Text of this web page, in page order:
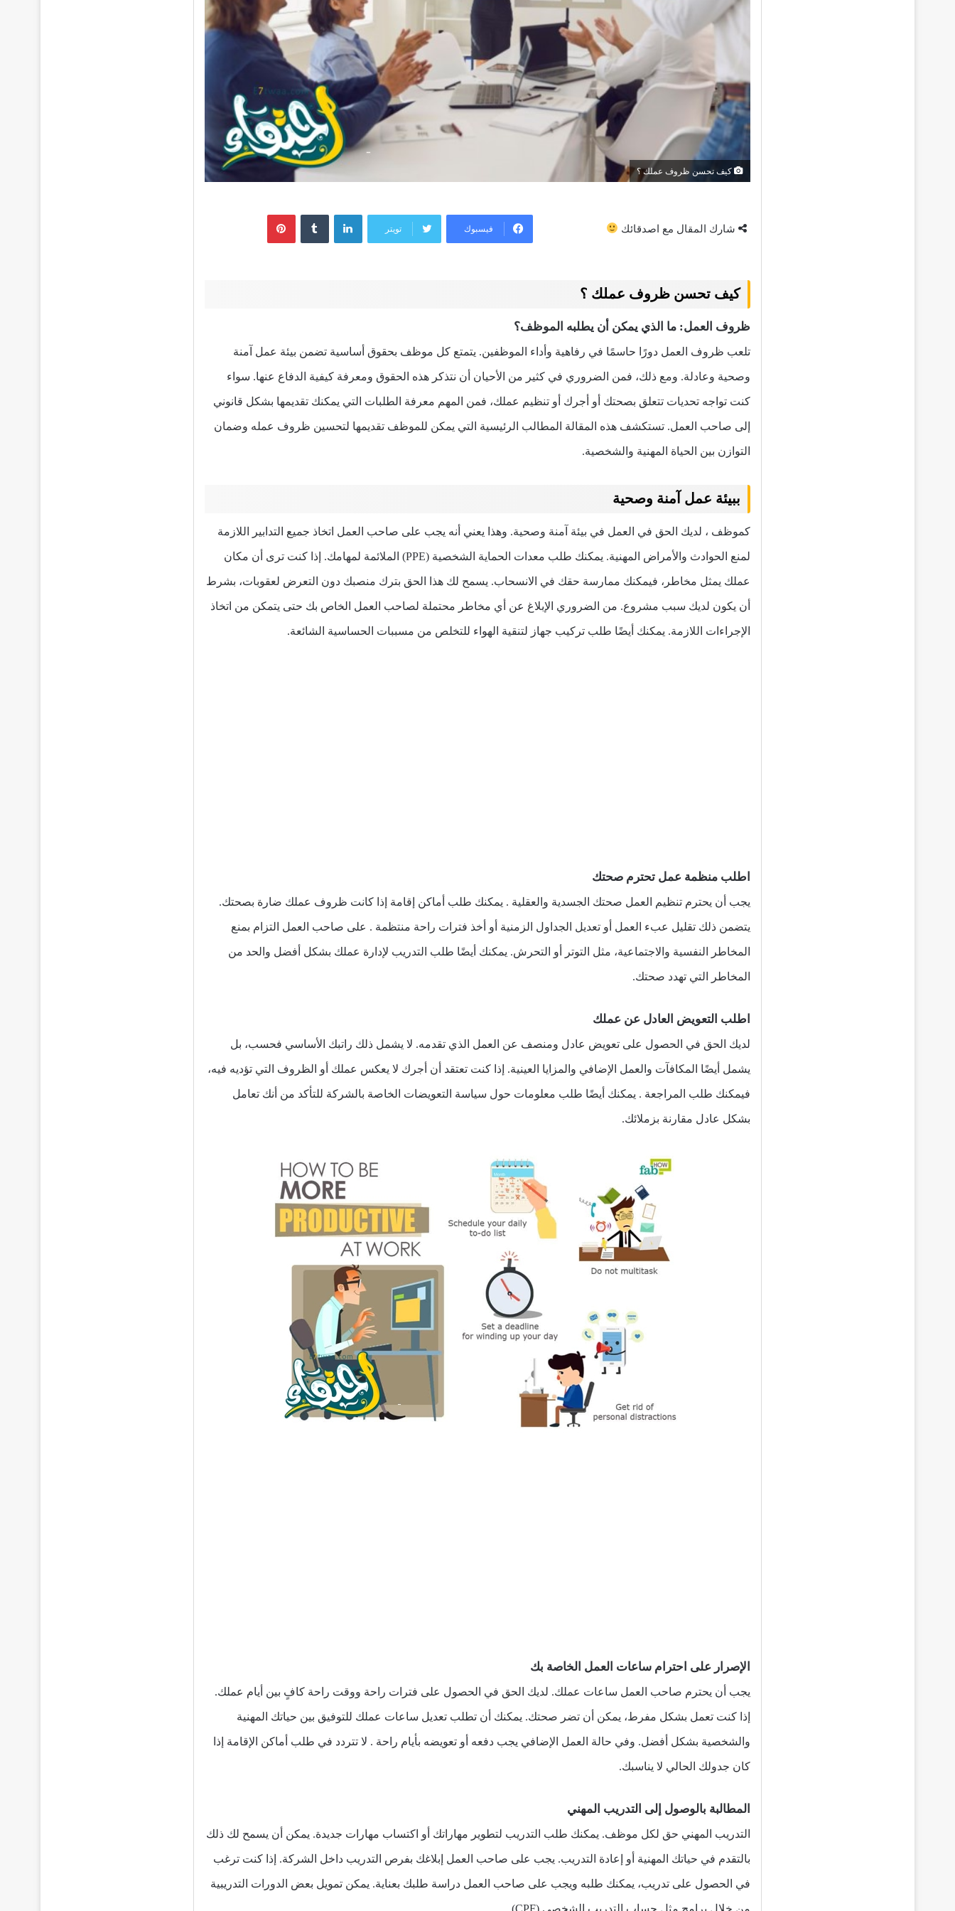
كيف تحسن ظروف عملك ؟
شارك المقال مع اصدقائك فيسبوك تويتر
لينكدإن ‏Tumblr بينتيريست
كيف تحسن ظروف عملك ؟
ظروف العمل: ما الذي يمكن أن يطلبه الموظف؟
تلعب ظروف العمل دورًا حاسمًا في رفاهية وأداء الموظفين. يتمتع كل موظف بحقوق أساسية تضمن بيئة عمل آمنة
وصحية وعادلة. ومع ذلك، فمن الضروري في كثير من الأحيان أن نتذكر هذه الحقوق ومعرفة كيفية الدفاع عنها. سواء
كنت تواجه تحديات تتعلق بصحتك أو أجرك أو تنظيم عملك، فمن المهم معرفة الطلبات التي يمكنك تقديمها بشكل قانوني
إلى صاحب العمل. تستكشف هذه المقالة المطالب الرئيسية التي يمكن للموظف تقديمها لتحسين ظروف عمله وضمان
التوازن بين الحياة المهنية والشخصية.
ببيئة عمل آمنة وصحية
كموظف ، لديك الحق في العمل في بيئة آمنة وصحية. وهذا يعني أنه يجب على صاحب العمل اتخاذ جميع التدابير اللازمة
لمنع الحوادث والأمراض المهنية. يمكنك طلب معدات الحماية الشخصية (PPE) الملائمة لمهامك. إذا كنت ترى أن مكان
عملك يمثل مخاطر، فيمكنك ممارسة حقك في الانسحاب. يسمح لك هذا الحق بترك منصبك دون التعرض لعقوبات، بشرط
أن يكون لديك سبب مشروع. من الضروري الإبلاغ عن أي مخاطر محتملة لصاحب العمل الخاص بك حتى يتمكن من اتخاذ
الإجراءات اللازمة. يمكنك أيضًا طلب تركيب جهاز لتنقية الهواء للتخلص من مسببات الحساسية الشائعة.
اطلب منظمة عمل تحترم صحتك
يجب أن يحترم تنظيم العمل صحتك الجسدية والعقلية . يمكنك طلب أماكن إقامة إذا كانت ظروف عملك ضارة بصحتك.
يتضمن ذلك تقليل عبء العمل أو تعديل الجداول الزمنية أو أخذ فترات راحة منتظمة . على صاحب العمل التزام بمنع
المخاطر النفسية والاجتماعية، مثل التوتر أو التحرش. يمكنك أيضًا طلب التدريب لإدارة عملك بشكل أفضل والحد من
المخاطر التي تهدد صحتك.
اطلب التعويض العادل عن عملك
لديك الحق في الحصول على تعويض عادل ومنصف عن العمل الذي تقدمه. لا يشمل ذلك راتبك الأساسي فحسب، بل
يشمل أيضًا المكافآت والعمل الإضافي والمزايا العينية. إذا كنت تعتقد أن أجرك لا يعكس عملك أو الظروف التي تؤديه فيه،
فيمكنك طلب المراجعة . يمكنك أيضًا طلب معلومات حول سياسة التعويضات الخاصة بالشركة للتأكد من أنك تعامل
بشكل عادل مقارنة بزملائك.
الإصرار على احترام ساعات العمل الخاصة بك
يجب أن يحترم صاحب العمل ساعات عملك. لديك الحق في الحصول على فترات راحة ووقت راحة كافٍ بين أيام عملك.
إذا كنت تعمل بشكل مفرط، يمكن أن تضر صحتك. يمكنك أن تطلب تعديل ساعات عملك للتوفيق بين حياتك المهنية
والشخصية بشكل أفضل. وفي حالة العمل الإضافي يجب دفعه أو تعويضه بأيام راحة . لا تتردد في طلب أماكن الإقامة إذا
كان جدولك الحالي لا يناسبك.
المطالبة بالوصول إلى التدريب المهني
التدريب المهني حق لكل موظف. يمكنك طلب التدريب لتطوير مهاراتك أو اكتساب مهارات جديدة. يمكن أن يسمح لك ذلك
بالتقدم في حياتك المهنية أو إعادة التدريب. يجب على صاحب العمل إبلاغك بفرص التدريب داخل الشركة. إذا كنت ترغب
في الحصول على تدريب، يمكنك طلبه ويجب على صاحب العمل دراسة طلبك بعناية. يمكن تمويل بعض الدورات التدريبية
من خلال برامج مثل حساب التدريب الشخصي (CPF).